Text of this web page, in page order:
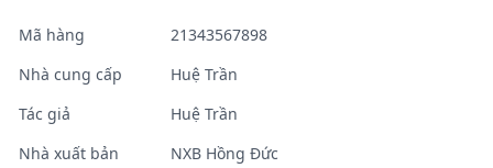
Mã hàng
21343567898
Nhà cung cấp
Huệ Trần
Tác giả
Huệ Trần
Nhà xuất bản
NXB Hồng Đức